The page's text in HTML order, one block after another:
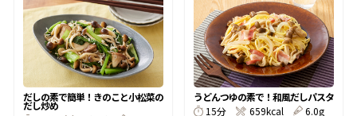
かつお節レシピ
めんつゆレシピ
だしコミュ
だしの素で簡単！きのこと小松菜の
だし炒め
うどんつゆの素で！和風だしパスタ
15分
659kcal 6.0g